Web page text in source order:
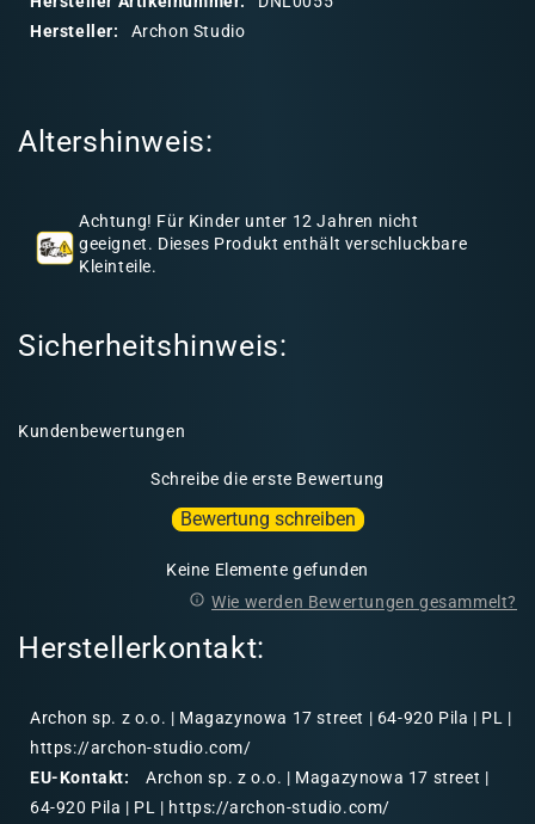
n
Hersteller:
Archon Studio
Altershinweis:
Achtung! Für Kinder unter 12 Jahren nicht
geeignet. Dieses Produkt enthält verschluckbare
Kleinteile.
Sicherheitshinweis:
Kundenbewertungen
Schreibe die erste Bewertung
Bewertung schreiben
Keine Elemente gefunden
Wie werden Bewertungen gesammelt?
Herstellerkontakt:
Archon sp. z o.o. | Magazynowa 17 street | 64-920 Pila | PL |
https://archon-studio.com/
EU-Kontakt:
Archon sp. z o.o. | Magazynowa 17 street |
64-920 Pila | PL | https://archon-studio.com/